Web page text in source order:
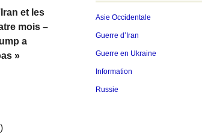
et les
mois –
a
»
Asie Occidentale
Guerre d’Iran
Guerre en Ukraine
Information
Russie